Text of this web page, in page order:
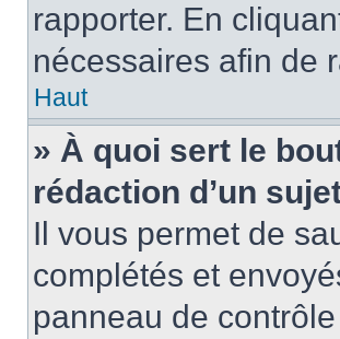
rapporter. En
nécessaires afin de
Haut
» À quoi sert le
rédaction d’un
Il vous permet de
complétés et
panneau de